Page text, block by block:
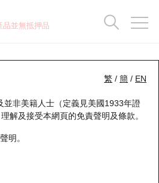
品並無抵押品
繁 / 簡 / EN
並非美籍人士（定義見美國1933年證
解及接受本網頁的免責聲明及條款。
明。
HSI 恒生指數